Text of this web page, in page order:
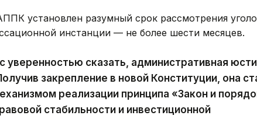
установлен разумный срок рассмотрения
инстанции — не более шести месяцев.
сказать, административная
закрепление в новой Конституции, она
реализации принципа «Закон и
стабильности и инвестиционной